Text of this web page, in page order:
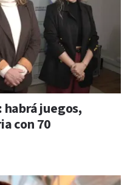
habrá juegos,
con 70